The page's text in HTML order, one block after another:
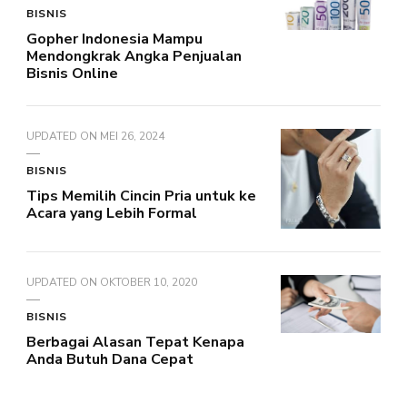
BISNIS
Gopher Indonesia Mampu
Mendongkrak Angka Penjualan
Bisnis Online
UPDATED ON MEI 26, 2024
BISNIS
Tips Memilih Cincin Pria untuk ke
Acara yang Lebih Formal
UPDATED ON OKTOBER 10, 2020
BISNIS
Berbagai Alasan Tepat Kenapa
Anda Butuh Dana Cepat